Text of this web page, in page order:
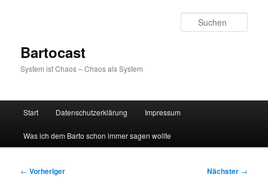
Bartocast
System ist Chaos – Chaos als System
Start Datenschutzerklärung Impressum
Was ich dem Barto schon immer sagen wollte
Beitragsnavigation
← Vorheriger Nächster →